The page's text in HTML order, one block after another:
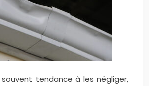
souvent tendance à les négliger,